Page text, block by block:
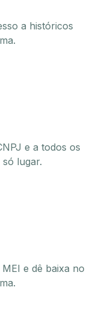
a históricos
e a todos os
lugar.
e dê baixa no